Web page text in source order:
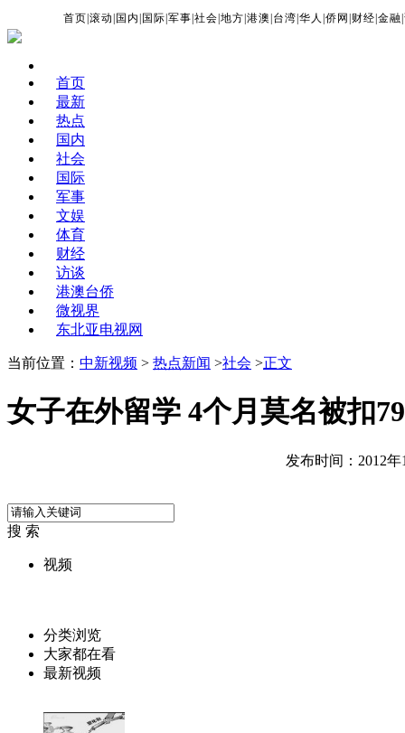
首页 |滚动 国内 国际 |军事 |社会 |地方 |港澳 台湾 |华人 |侨网 财经 |金融 |
首页
最新
热点
国内
社会
国际
军事
文娱
体育
财经
访谈
港澳台侨
微视界
东北亚电视网
当前位置： 中新视频 > 热点新闻 >社会 >正文
女子在外留学 4个月莫名被扣
发布时间：2012年
搜 索
视频
分类浏览
大家都在看
最新视频